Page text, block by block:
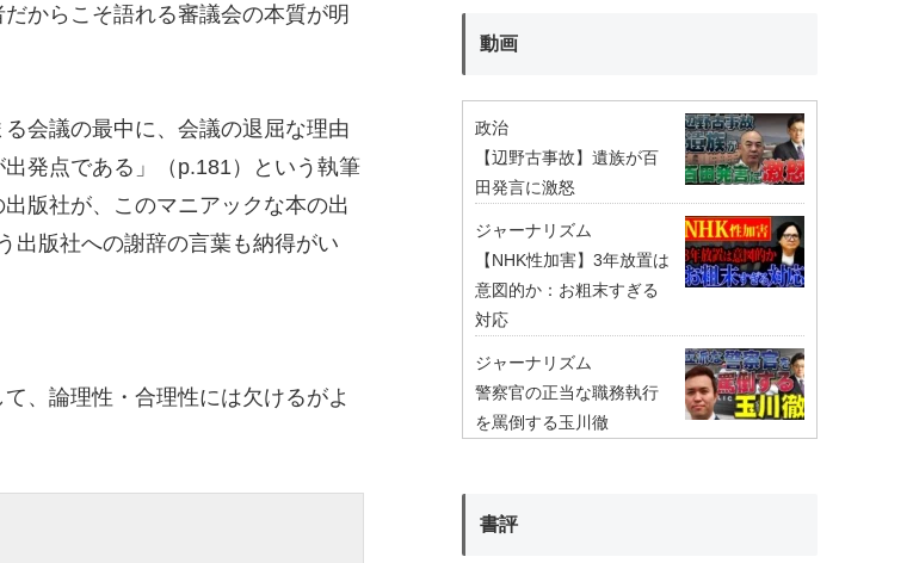
からこそ語れる審議会の本質が明
会議の最中に、会議の退屈な理由
発点である」（p.181）という執筆
版社が、このマニアックな本の出
出版社への謝辞の言葉も納得がい
、論理性・合理性には欠けるがよ
動画
政治
【辺野古事故】遺族が百
田発言に激怒
ジャーナリズム
【NHK性加害】3年放置は
意図的か：お粗末すぎる
対応
ジャーナリズム
警察官の正当な職務執行
を罵倒する玉川徹
書評